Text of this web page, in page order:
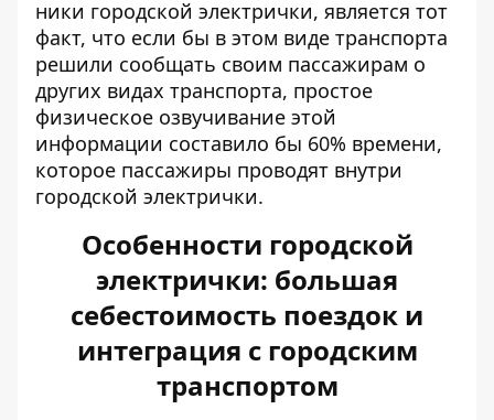
ники городской электрички, является тот
факт, что если бы в этом виде транспорта
решили сообщать своим пассажирам о
других видах транспорта, простое
физическое озвучивание этой
информации составило бы 60% времени,
которое пассажиры проводят внутри
городской электрички.
Особенности городской
электрички: большая
себестоимость поездок и
интеграция с городским
транспортом